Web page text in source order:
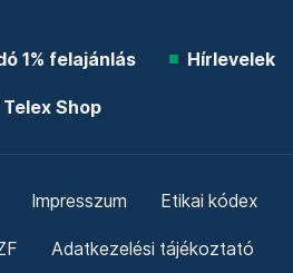
1% felajánlás Hírlevelek
Telex Shop
Impresszum Etikai kódex
Adatkezelési tájékoztató